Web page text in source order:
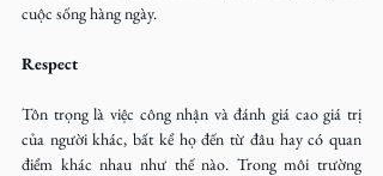
cuộc sống hàng ngày.
Respect
Tôn trọng là việc công nhận và đánh giá cao giá trị
của người khác, bất kể họ đến từ đâu hay có quan
điểm khác nhau như thế nào. Trong môi trường